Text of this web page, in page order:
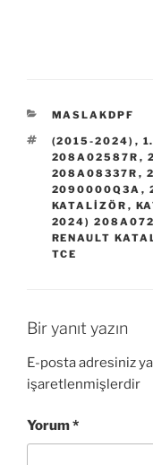
KATEGORILER
MASLAKDPF
ETIKETLER
(2015-2024) ,
208A02587R ,
208A08337R ,
2090000Q3A ,
KATALIZÖR ,
2024)
RENAULT
TCE
Bir yanıt yazın
E-posta adresiniz
işaretlenmişlerdir
Yorum*